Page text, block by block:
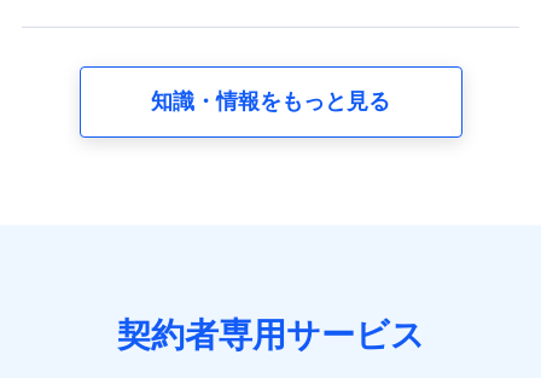
の内容、保険料、保険料のお支払方法、車のメーカーや
走行距離などの情報、建物の構造や築年数などの情報、
険契約に関する情報。例として、保険契約者及び被保険
者の氏名、住所、生年月日、性別、保険契約者と被保険
知識・情報をもっと見る
契約者専用サービス